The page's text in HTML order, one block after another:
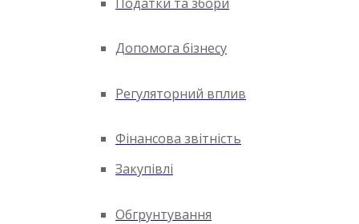
Допомога бізнесу
Регуляторний вплив
Фінансова звітність
Закупівлі
Обгрунтування